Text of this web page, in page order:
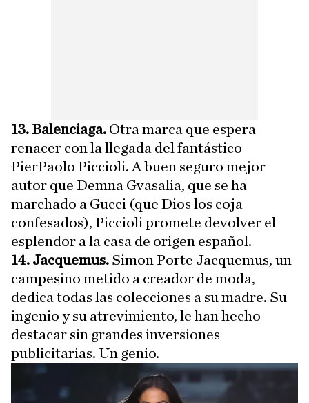
13. Balenciaga. Otra marca que espera
renacer con la llegada del fantástico
PierPaolo Piccioli. A buen seguro mejor
autor que Demna Gvasalia, que se ha
marchado a Gucci (que Dios los coja
confesados), Piccioli promete devolver el
esplendor a la casa de origen español.
14. Jacquemus. Simon Porte Jacquemus, un
campesino metido a creador de moda,
dedica todas las colecciones a su madre. Su
ingenio y su atrevimiento, le han hecho
destacar sin grandes inversiones
publicitarias. Un genio.